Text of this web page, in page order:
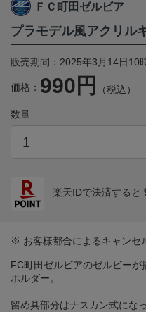
ＦＣ町田ゼルビア
プラモデル風アクリル
販売期間：2025年3月14日10
価格： 990円 （税込）
数量
楽天IDで決済すると
※ お客様都合によるキャンセ
FC町田ゼルビアのゼルビー
ホルダー。
留め具部分はナスカン式にな